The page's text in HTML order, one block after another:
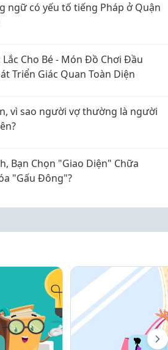
ngữ có yếu tố tiếng Pháp ở Quận
Cho Bé - Món Đồ Chơi Đầu
Triển Giác Quan Toàn Diện
vì sao người vợ thường là người
Bạn Chọn "Giao Diện" Chữa
"Gấu Đông"?